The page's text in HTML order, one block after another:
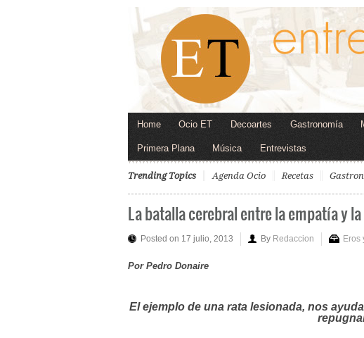
Home Ocio ET Decoartes Gastronomía
Primera Plana Música Entrevistas
Trending Topics Agenda Ocio Recetas
La batalla cerebral entre la empatía y
Posted on 17 julio, 2013 By Redaccion Eros
Por Pedro Donaire
El ejemplo de una rata lesionada, nos